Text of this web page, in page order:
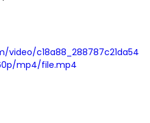
c18a88_288787c21da54
mp4/file.mp4